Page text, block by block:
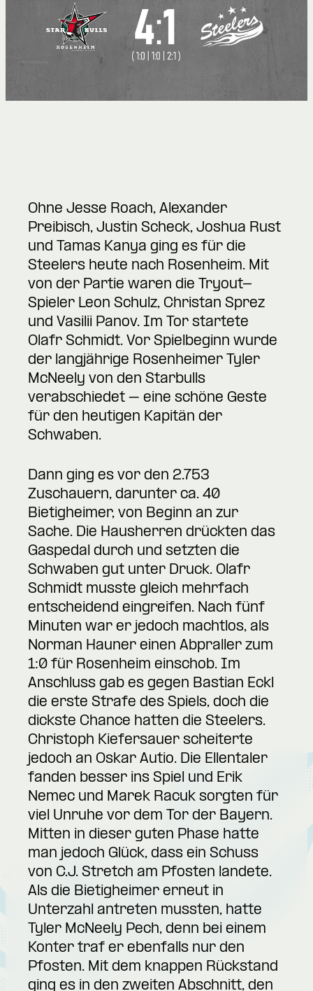
Ohne Jesse Roach, Alexander
Preibisch, Justin Scheck, Joshua Rust
und Tamas Kanya ging es für die
Steelers heute nach Rosenheim. Mit
von der Partie waren die Tryout-
Spieler Leon Schulz, Christan Sprez
und Vasilii Panov. Im Tor startete
Olafr Schmidt. Vor Spielbeginn wurde
der langjährige Rosenheimer Tyler
McNeely von den Starbulls
verabschiedet – eine schöne Geste
für den heutigen Kapitän der
Schwaben.
Dann ging es vor den 2.753
Zuschauern, darunter ca. 40
Bietigheimer, von Beginn an zur
Sache. Die Hausherren drückten das
Gaspedal durch und setzten die
Schwaben gut unter Druck. Olafr
Schmidt musste gleich mehrfach
entscheidend eingreifen. Nach fünf
Minuten war er jedoch machtlos, als
Norman Hauner einen Abpraller zum
1:0 für Rosenheim einschob. Im
Anschluss gab es gegen Bastian Eckl
die erste Strafe des Spiels, doch die
dickste Chance hatten die Steelers.
Christoph Kiefersauer scheiterte
jedoch an Oskar Autio. Die Ellentaler
fanden besser ins Spiel und Erik
Nemec und Marek Racuk sorgten für
viel Unruhe vor dem Tor der Bayern.
Mitten in dieser guten Phase hatte
man jedoch Glück, dass ein Schuss
von C.J. Stretch am Pfosten landete.
Als die Bietigheimer erneut in
Unterzahl antreten mussten, hatte
Tyler McNeely Pech, denn bei einem
Konter traf er ebenfalls nur den
Pfosten. Mit dem knappen Rückstand
ging es in den zweiten Abschnitt, den